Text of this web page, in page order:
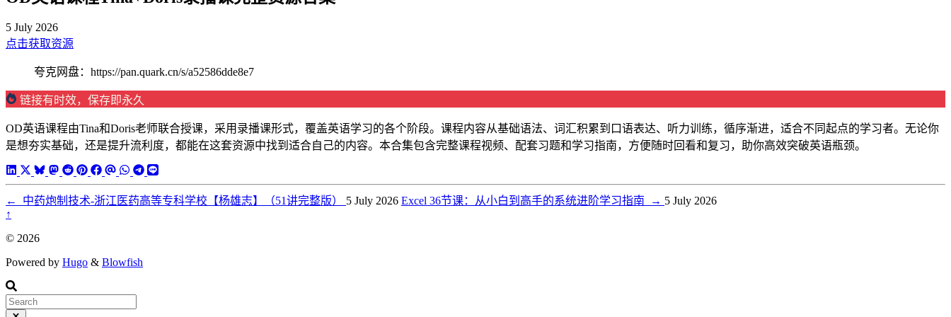
5 July 2026
点击获取资源
夸克网盘：https://pan.quark.cn/s/a52586dde8e7
链接有时效，保存即永久
OD英语课程由Tina和Doris老师联合授课，采用录播课形式，覆盖英语学习的各个阶段。课程内容从基础语法、词汇积累到口语表达、听力训练，循序渐进，适合不同起点的学习者。无论你
是想夯实基础，还是提升流利度，都能在这套资源中找到适合自己的内容。本合集包含完整课程视频、配套习题和学习指南，方便随时回看和复习，助你高效突破英语瓶颈。
← 中药炮制技术-浙江医药高等专科学校【杨雄志】（51讲完整版） 5 July 2026 Excel 36节课：从小白到高手的系统进阶学习指南 → 5 July 2026
↑
© 2026
Powered by Hugo & Blowfish